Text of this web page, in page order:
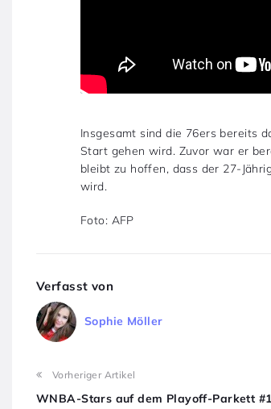
Insgesamt sind die 76ers bereits
Start gehen wird. Zuvor war er
bleibt zu hoffen, dass der 27-
wird.
Foto: AFP
Verfasst von
Sophie Möller
Vorheriger Artikel
WNBA-Stars auf dem Playoff-Parkett #1